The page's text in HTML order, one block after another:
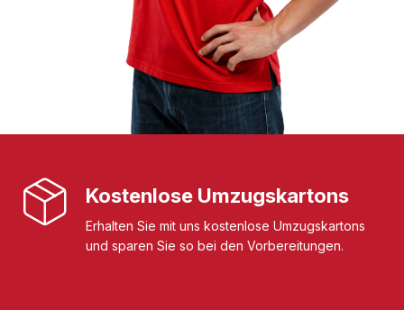
Kostenlose Umzugskartons
Erhalten Sie mit uns kostenlose Umzugskartons
und sparen Sie so bei den Vorbereitungen.